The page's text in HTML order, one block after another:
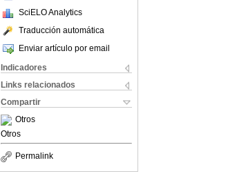
SciELO Analytics
Traducción automática
Enviar artículo por email
Indicadores
Links relacionados
Compartir
Otros
Otros
Permalink